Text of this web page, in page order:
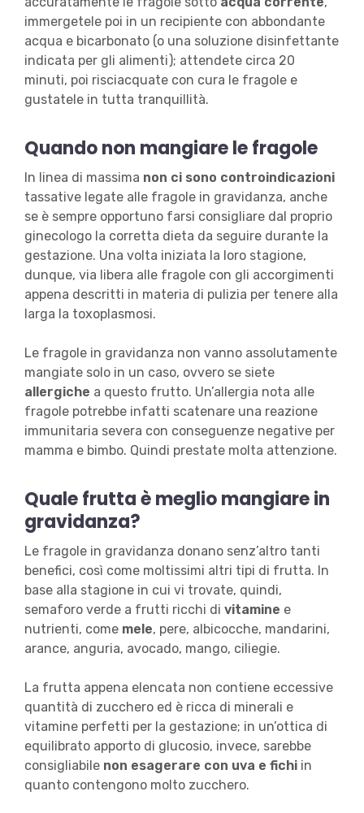
immergetele poi in un recipiente con abbondante
acqua e bicarbonato (o una soluzione disinfettante
indicata per gli alimenti); attendete circa 20
minuti, poi risciacquate con cura le fragole e
gustatele in tutta tranquillità.
Quando non mangiare le fragole
In linea di massima non ci sono controindicazioni
tassative legate alle fragole in gravidanza, anche
se è sempre opportuno farsi consigliare dal proprio
ginecologo la corretta dieta da seguire durante la
gestazione. Una volta iniziata la loro stagione,
dunque, via libera alle fragole con gli accorgimenti
appena descritti in materia di pulizia per tenere alla
larga la toxoplasmosi.
Le fragole in gravidanza non vanno assolutamente
mangiate solo in un caso, ovvero se siete
allergiche a questo frutto. Un’allergia nota alle
fragole potrebbe infatti scatenare una reazione
immunitaria severa con conseguenze negative per
mamma e bimbo. Quindi prestate molta attenzione.
Quale frutta è meglio mangiare in
gravidanza?
Le fragole in gravidanza donano senz’altro tanti
benefici, così come moltissimi altri tipi di frutta. In
base alla stagione in cui vi trovate, quindi,
semaforo verde a frutti ricchi di vitamine e
nutrienti, come mele, pere, albicocche, mandarini,
arance, anguria, avocado, mango, ciliegie.
La frutta appena elencata non contiene eccessive
quantità di zucchero ed è ricca di minerali e
vitamine perfetti per la gestazione; in un’ottica di
equilibrato apporto di glucosio, invece, sarebbe
consigliabile non esagerare con uva e fichiin
quanto contengono molto zucchero.